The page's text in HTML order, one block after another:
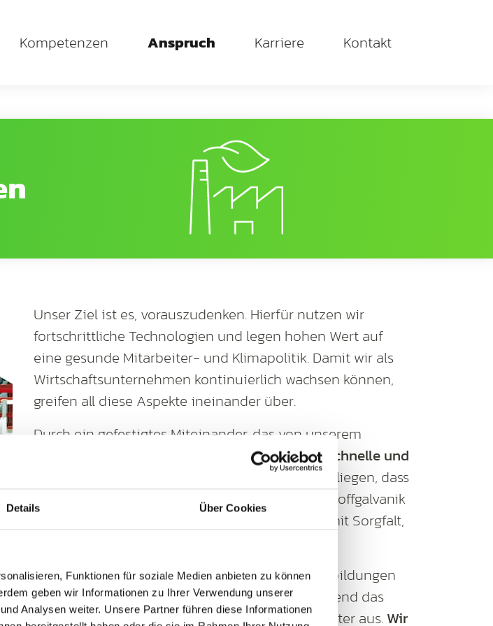
Details Über Cookies
Funktionen für soziale Medien anbieten zu können
geben wir Informationen zu Ihrer Verwendung unserer
Analysen weiter. Unsere Partner führen diese Informationen
Kompetenzen Anspruch Karriere Kontakt
Unser Ziel ist es, vorauszudenken. Hierfür nutzen wir
fortschrittliche Technologien und legen hohen Wert auf
eine gesunde Mitarbeiter- und Klimapolitik. Damit wir als
Wirtschaftsunternehmen kontinuierlich wachsen können,
greifen all diese Aspekte ineinander über.
Durch ein gefestigtes Miteinander, das von unserem
qualifizierten Team gestützt wird, schaffen wir
schnelle und
. Uns ist es ein großes Anliegen, dass
Sie sich mit Ihrem Anliegen rund um die Kunststoffgalvanik
auf einen Partner verlassen können, der Ihnen mit Sorgfalt,
Der aktuelle Stand der Technik, ständige Weiterbildungen
und gelebte Kundennähe bilden dementsprechend das
Fundament gemeinschaftlicher Kooperation weiter aus.Wir